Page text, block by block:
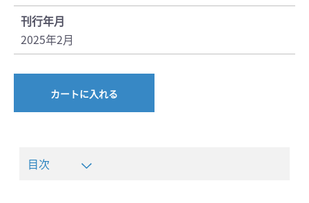
刊行年月
2025年2月
カートに入れる
目次